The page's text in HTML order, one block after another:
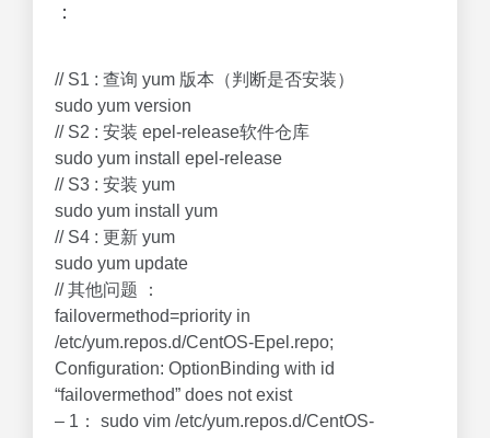
：
// S1 : 查询 yum 版本（判断是否安装）
sudo yum version
// S2 : 安装 epel-release软件仓库
sudo yum install epel-release
// S3 : 安装 yum
sudo yum install yum
// S4 : 更新 yum
sudo yum update
// 其他问题 ：
failovermethod=priority in
/etc/yum.repos.d/CentOS-Epel.repo;
Configuration: OptionBinding with id
“failovermethod” does not exist
– 1： sudo vim /etc/yum.repos.d/CentOS-